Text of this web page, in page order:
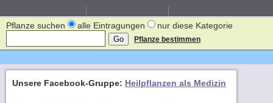
Pflanze suchen alle Eintragungen nur diese Kategorie
Pflanze bestimmen
Unsere Facebook-Gruppe: Heilpflanzen als Medizin